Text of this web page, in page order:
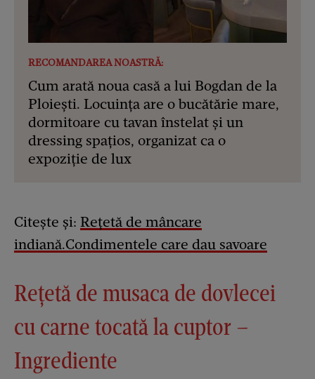
RECOMANDAREA NOASTRĂ:
Cum arată noua casă a lui Bogdan de la
Ploiești. Locuința are o bucătărie mare,
dormitoare cu tavan înstelat și un
dressing spațios, organizat ca o
expoziție de lux
Citește și: Rețetă de mâncare
indiană.Condimentele care dau savoare
Rețetă de musaca de dovlecei
cu carne tocată la cuptor –
Ingrediente